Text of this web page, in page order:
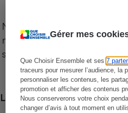
Gérer mes
Que Choisir Ensemble et ses7
traceurs pour mesurer l’audience, la
personnaliser les contenus, les
promotion et afficher des contenus
Nous conserverons votre choix
changer d’avis à tout moment en
Notre comparateur de
niveau de prix des
sur le territoire français.
Les comparaisons de prix